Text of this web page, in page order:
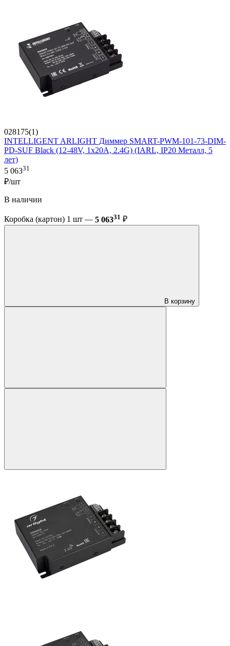
028175(1)
INTELLIGENT ARLIGHT Диммер SMART-PWM-101-73-DIM-
PD-SUF Black (12-48V, 1x20A, 2.4G) (IARL, IP20 Металл, 5
лет)
5 06331
₽/шт
В наличии
Коробка (картон) 1 шт — 5 06331 ₽
В корзину